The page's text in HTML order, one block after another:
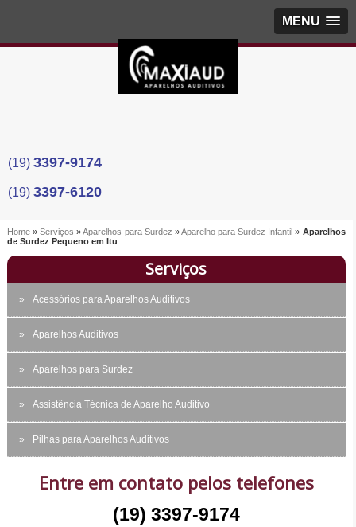
MENU
(19) 3397-9174
(19) 3397-6120
Home »Serviços»Aparelhos para Surdez »Aparelho para Surdez Infantil» Aparelhos
de Surdez Pequeno em Itu
Serviços
Acessórios para Aparelhos Auditivos
Aparelhos Auditivos
Aparelhos para Surdez
Assistência Técnica de Aparelho Auditivo
Pilhas para Aparelhos Auditivos
Entre em contato pelos telefones
(19) 3397-9174